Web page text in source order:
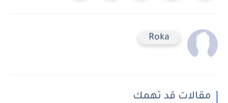
Roka
مقالات قد تهمك